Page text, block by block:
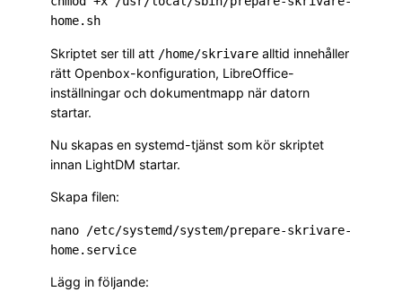
Skriptet ser till att /home/skrivare alltid innehåller
rätt Openbox-konfiguration, LibreOffice-
inställningar och dokumentmapp när datorn
startar.
Nu skapas en systemd-tjänst som kör skriptet
innan LightDM startar.
Skapa filen:
nano /etc/systemd/system/prepare-skrivare-
Lägg in följande: